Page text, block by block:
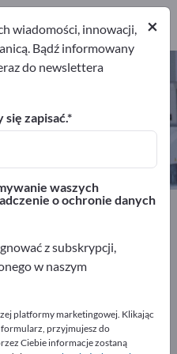
znajdź
9
9
w serwisie
– Kontakty biznesowe
×
wiadomości, innowacji,
Bądź informowany
do newslettera
zapisać.
waszych
o ochronie danych
z subskrypcji,
w naszym
platformy marketingowej. Klikając
formularz, przyjmujesz do
Ciebie informacje zostaną